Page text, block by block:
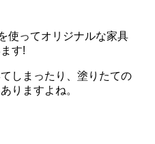
使ってオリジナルな家具
す!
しまったり、塗りたての
りますよね。